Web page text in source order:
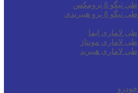
8 پرومکس
پرو هیبریدی
لاماری ایما
لاماری مونتاژ
لاماری هیبرید